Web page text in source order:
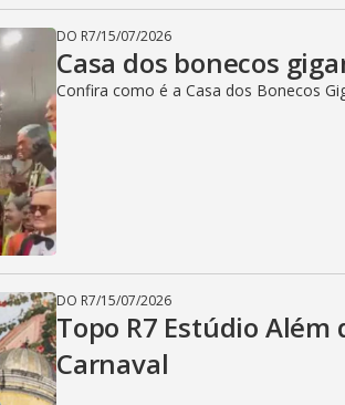
DO R7/15/07/2026
Casa dos bonecos
Confira como é a Casa dos Bonecos
DO R7/15/07/2026
Topo R7 Estúdio Além
Carnaval